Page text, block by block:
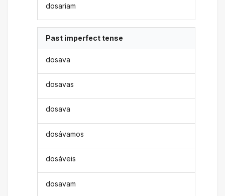
dosariam
Past imperfect tense
dosava
dosavas
dosava
dosávamos
dosáveis
dosavam